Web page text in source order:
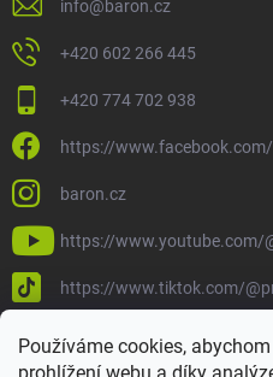
Používáme cookies,
info@baron.cz
+420 602 266 445
+420 774 702 938
https://
baron.cz
https://www.youtube.com/
https://www.tiktok.com/